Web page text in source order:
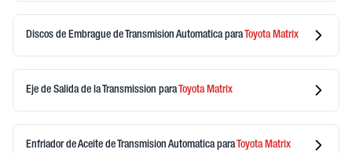
Discos de Embrague de Transmision AutomaticaparaToyotaMatrix
Eje de Salida de la Transmission paraToyotaMatrix
Enfriador de Aceite de Transmision AutomaticaparaToyotaMatrix